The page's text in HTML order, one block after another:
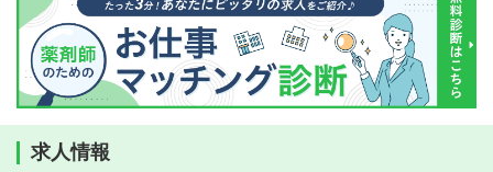
求人情報